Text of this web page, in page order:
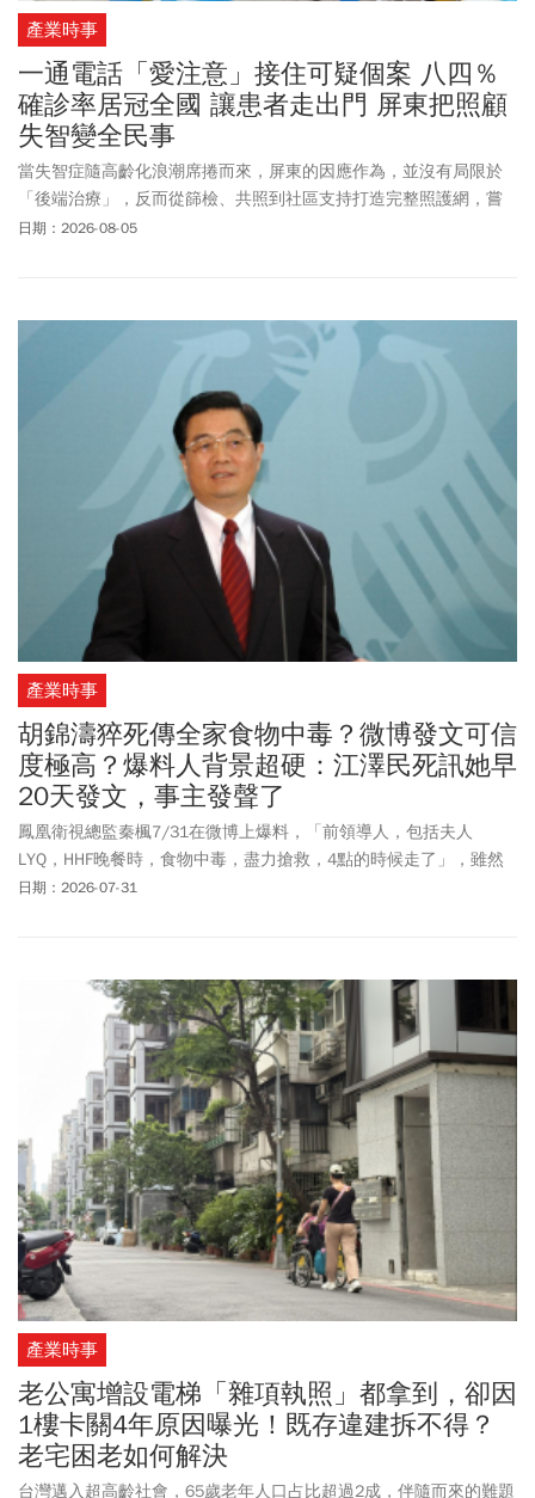
產業時事
一通電話「愛注意」接住可疑個案 八四％
確診率居冠全國 讓患者走出門 屏東把照顧
失智變全民事
當失智症隨高齡化浪潮席捲而來，屏東的因應作為，並沒有局限於
「後端治療」，反而從篩檢、共照到社區支持打造完整照護網，嘗
試為台灣走出一條失智友善的新路。
日期：2026-08-05
產業時事
胡錦濤猝死傳全家食物中毒？微博發文可信
度極高？爆料人背景超硬：江澤民死訊她早
20天發文，事主發聲了
鳳凰衛視總監秦楓7/31在微博上爆料，「前領導人，包括夫人
LYQ，HHF晚餐時，食物中毒，盡力搶救，4點的時候走了」，雖然
該則貼子隨後被迅速刪除，但已經引起全網關注，因為秦楓也是最
中共高幹都是用特供食物，不太可能食物中毒，「團滅」機率更
低。「因此如果爆料屬實，引發包括習近平在內的中共高層政治鬥
爭的聯想」。根據自由時報報導，目前北京當局尚未回應，秦楓則
是向友人表示，是有人冒用自己的帳號製造假訊息，「我影響力
大，所以造謠的人就用我的社群帳號造假，才會有這種傳播力，當
然是假的」。
日期：2026-07-31
產業時事
老公寓增設電梯「雜項執照」都拿到，卻因
1樓卡關4年原因曝光！既存違建拆不得？
老宅困老如何解決
台灣邁入超高齡社會，65歲老年人口占比超過2成，伴隨而來的難題